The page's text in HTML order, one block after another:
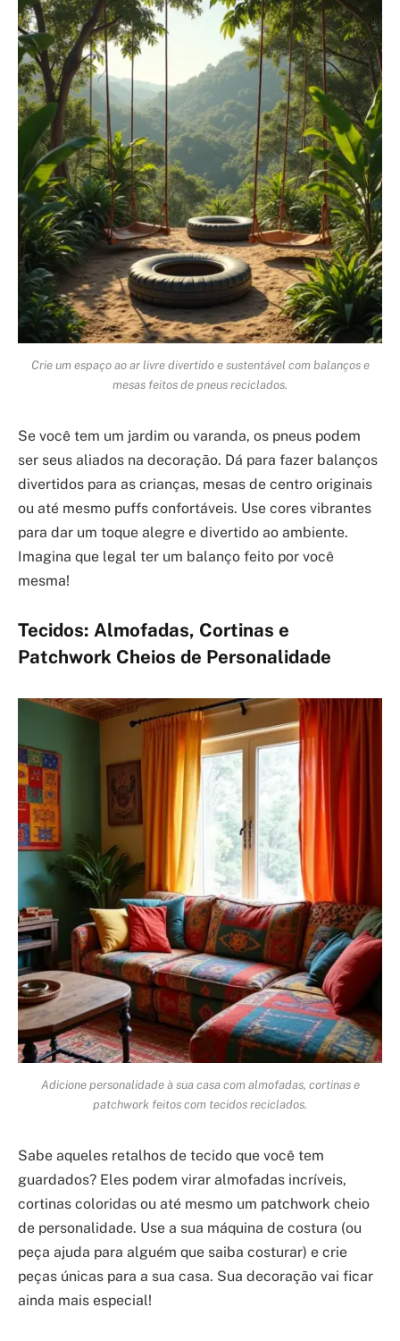
Crie um espaço ao ar livre divertido e sustentável com balanços e
mesas feitos de pneus reciclados.
Se você tem um jardim ou varanda, os pneus podem
ser seus aliados na decoração. Dá para fazer balanços
divertidos para as crianças, mesas de centro originais
ou até mesmo puffs confortáveis. Use cores vibrantes
para dar um toque alegre e divertido ao ambiente.
Imagina que legal ter um balanço feito por você
mesma!
Tecidos: Almofadas, Cortinas e
Patchwork Cheios de Personalidade
Adicione personalidade à sua casa com almofadas, cortinas e
patchwork feitos com tecidos reciclados.
Sabe aqueles retalhos de tecido que você tem
guardados? Eles podem virar almofadas incríveis,
cortinas coloridas ou até mesmo um patchwork cheio
de personalidade. Use a sua máquina de costura (ou
peça ajuda para alguém que saiba costurar) e crie
peças únicas para a sua casa. Sua decoração vai ficar
ainda mais especial!